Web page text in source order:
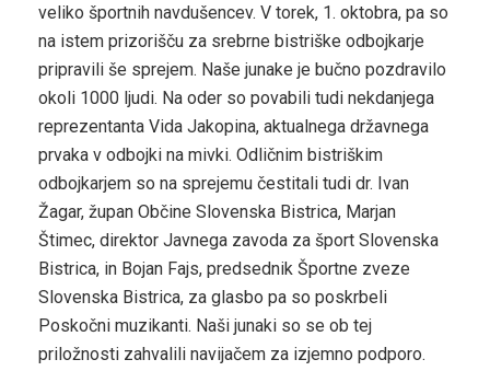
veliko športnih navdušencev. V torek, 1. oktobra, pa so
na istem prizorišču za srebrne bistriške odbojkarje
pripravili še sprejem. Naše junake je bučno pozdravilo
okoli 1000 ljudi. Na oder so povabili tudi nekdanjega
reprezentanta Vida Jakopina, aktualnega državnega
prvaka v odbojki na mivki. Odličnim bistriškim
odbojkarjem so na sprejemu čestitali tudi dr. Ivan
Žagar, župan Občine Slovenska Bistrica, Marjan
Štimec, direktor Javnega zavoda za šport Slovenska
Bistrica, in Bojan Fajs, predsednik Športne zveze
Slovenska Bistrica, za glasbo pa so poskrbeli
Poskočni muzikanti. Naši junaki so se ob tej
priložnosti zahvalili navijačem za izjemno podporo.